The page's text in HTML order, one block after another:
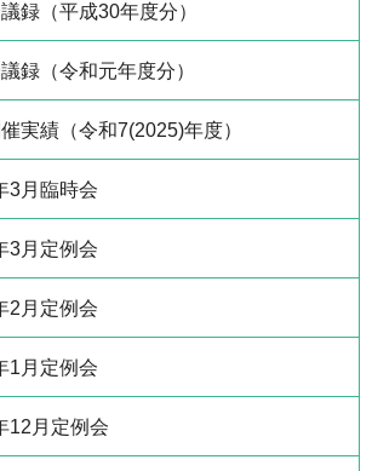
録（平成30年度分）
録（令和元年度分）
実績（令和7(2025)年度）
3月臨時会
3月定例会
2月定例会
1月定例会
12月定例会